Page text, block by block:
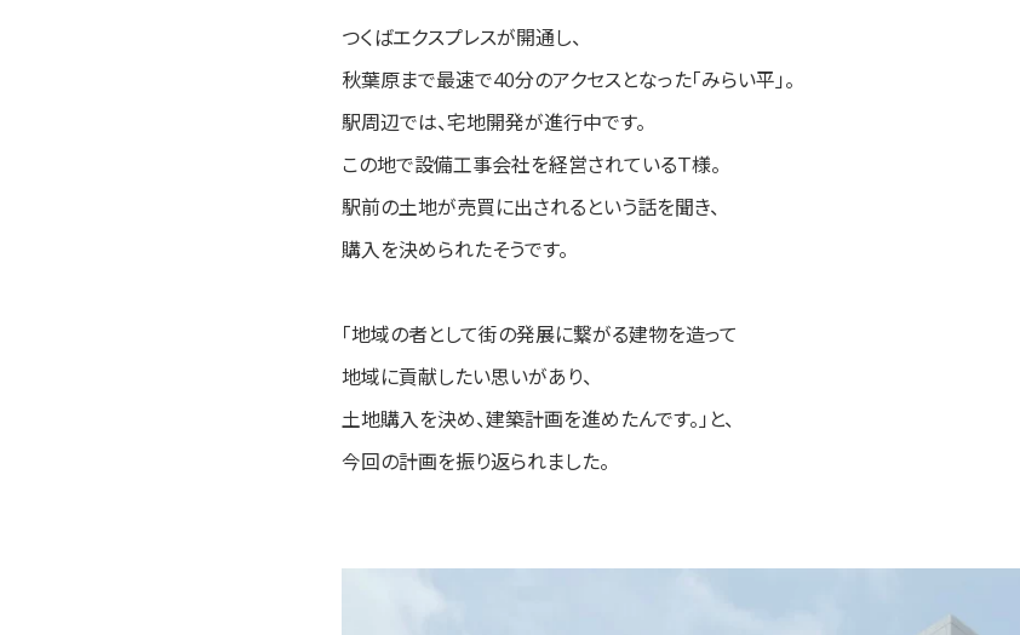
つくばエクスプレスが開通し、
秋葉原まで最速で40分のアクセスとなった「みらい平」。
駅周辺では、宅地開発が進行中です。
この地で設備工事会社を経営されているＴ様。
駅前の土地が売買に出されるという話を聞き、
購入を決められたそうです。
「地域の者として街の発展に繋がる建物を造って
地域に貢献したい思いがあり、
土地購入を決め、建築計画を進めたんです。」と、
今回の計画を振り返られました。